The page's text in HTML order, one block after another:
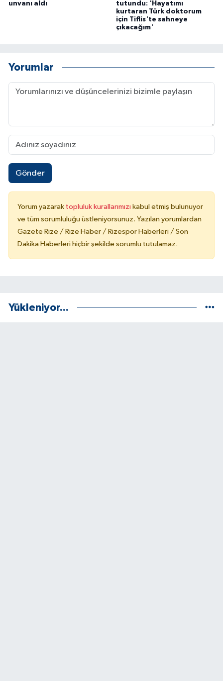
unvanı aldı
tutundu: 'Hayatımı
kurtaran Türk doktorum
için Tiflis'te sahneye
çıkacağım'
Yorumlar
Gönder
Yorum yazarak topluluk kurallarımızı kabul etmiş bulunuyor
ve tüm sorumluluğu üstleniyorsunuz. Yazılan yorumlardan
Gazete Rize / Rize Haber / Rizespor Haberleri / Son
Dakika Haberleri hiçbir şekilde sorumlu tutulamaz.
Yükleniyor...